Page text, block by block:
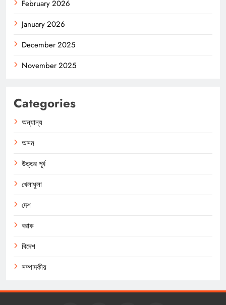
February 2026
January 2026
December 2025
November 2025
Categories
অন্যান্য
অসম
উত্তর পূর্ব
খেলাধুলা
দেশ
বরাক
বিদেশ
সম্পাদকীয়